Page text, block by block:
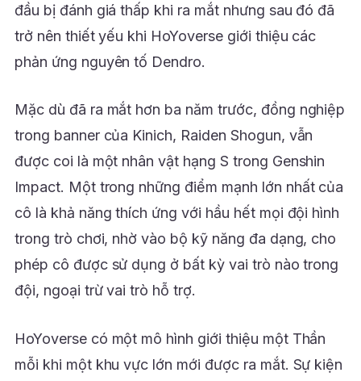
đầu bị đánh giá thấp khi ra mắt nhưng sau đó đã
trở nên thiết yếu khi HoYoverse giới thiệu các
phản ứng nguyên tố Dendro.
Mặc dù đã ra mắt hơn ba năm trước, đồng nghiệp
trong banner của Kinich, Raiden Shogun, vẫn
được coi là một nhân vật hạng S trong Genshin
Impact. Một trong những điểm mạnh lớn nhất của
cô là khả năng thích ứng với hầu hết mọi đội hình
trong trò chơi, nhờ vào bộ kỹ năng đa dạng, cho
phép cô được sử dụng ở bất kỳ vai trò nào trong
đội, ngoại trừ vai trò hỗ trợ.
HoYoverse có một mô hình giới thiệu một Thần
mỗi khi một khu vực lớn mới được ra mắt. Sự kiện